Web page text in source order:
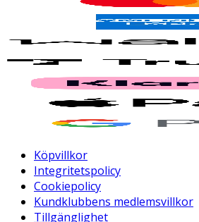
Köpvillkor
Integritetspolicy
Cookiepolicy
Kundklubbens medlemsvillkor
Tillgänglighet